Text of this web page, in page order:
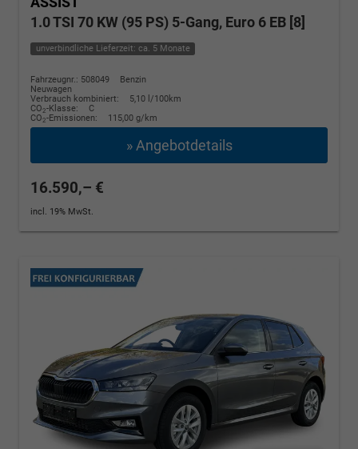
1.0 TSI 70 KW (95 PS) 5-Gang, Euro 6 EB [8]
unverbindliche Lieferzeit: ca. 5 Monate
Fahrzeugnr.: 508049
Benzin
Neuwagen
Verbrauch kombiniert:
5,10 l/100km
CO2-Klasse:
C
CO2-Emissionen: 115,00 g/km
» Angebotdetails
16.590,– €
incl. 19% MwSt.